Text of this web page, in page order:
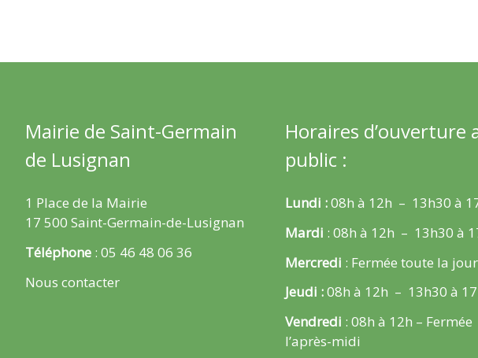
Mairie de Saint-Germain
de Lusignan
1 Place de la Mairie
17 500 Saint-Germain-de-Lusignan
Téléphone : 05 46 48 06 36
Nous contacter
Horaires d’ouverture
public :
Lundi :08h à 12h – 13h30 à
Mardi : 08h à 12h – 13h30 à
Mercredi : Fermée toute la
Jeudi :08h à 12h – 13h30 à
Vendredi : 08h à 12h – Fermée
l’après-midi